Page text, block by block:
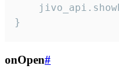
}
onOpen#